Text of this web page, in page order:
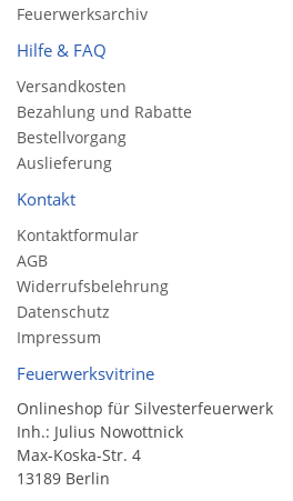
Feuerwerksarchiv
Hilfe & FAQ
Versandkosten
Bezahlung und Rabatte
Bestellvorgang
Auslieferung
Kontakt
Kontaktformular
AGB
Widerrufsbelehrung
Datenschutz
Impressum
Feuerwerksvitrine
Onlineshop für Silvesterfeuerwerk
Inh.: Julius Nowottnick
Max-Koska-Str. 4
13189 Berlin